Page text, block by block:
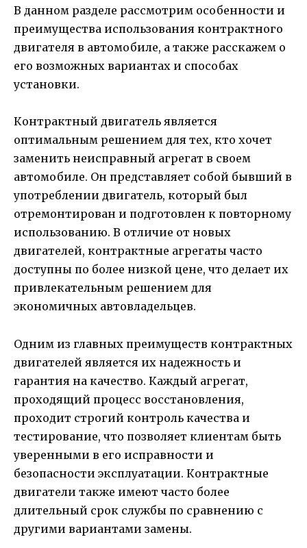
В данном разделе рассмотрим особенности и
преимущества использования контрактного
двигателя в автомобиле, а также расскажем о
его возможных вариантах и способах
установки.
Контрактный двигатель является
оптимальным решением для тех, кто хочет
заменить неисправный агрегат в своем
автомобиле. Он представляет собой бывший в
употреблении двигатель, который был
отремонтирован и подготовлен к повторному
использованию. В отличие от новых
двигателей, контрактные агрегаты часто
доступны по более низкой цене, что делает их
привлекательным решением для
экономичных автовладельцев.
Одним из главных преимуществ контрактных
двигателей является их надежность и
гарантия на качество. Каждый агрегат,
проходящий процесс восстановления,
проходит строгий контроль качества и
тестирование, что позволяет клиентам быть
уверенными в его исправности и
безопасности эксплуатации. Контрактные
двигатели также имеют часто более
длительный срок службы по сравнению с
другими вариантами замены.